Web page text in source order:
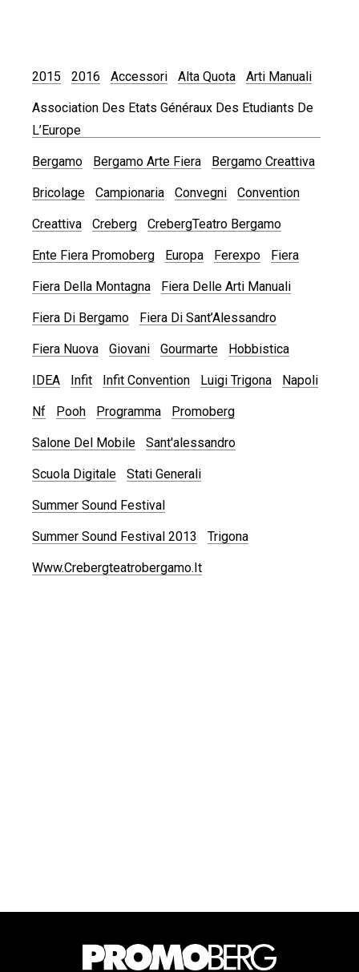
2015 2016 Accessori Alta Quota Arti Manuali
Association Des Etats Généraux Des Etudiants De
L’Europe
Bergamo Bergamo Arte Fiera Bergamo Creattiva
Bricolage Campionaria Convegni Convention
Creattiva Creberg CrebergTeatro Bergamo
Ente Fiera Promoberg Europa Ferexpo Fiera
Fiera Della Montagna Fiera Delle Arti Manuali
Fiera Di Bergamo Fiera Di Sant’Alessandro
Fiera Nuova Giovani Gourmarte Hobbistica
IDEA Infit Infit Convention Luigi Trigona Napoli
Nf Pooh Programma Promoberg
Salone Del Mobile Sant'alessandro
Scuola Digitale Stati Generali
Summer Sound Festival
Summer Sound Festival 2013 Trigona
Www.crebergteatrobergamo.it